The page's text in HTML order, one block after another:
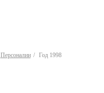
Персоналии Год 1998